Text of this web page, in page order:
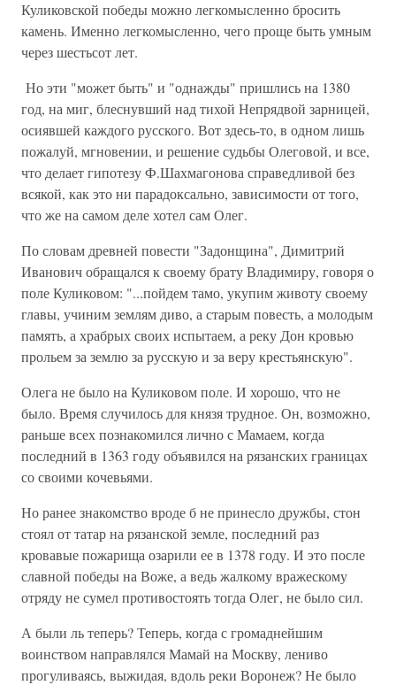
Куликовской победы можно легкомысленно бросить
камень. Именно легкомысленно, чего проще быть умным
через шестьсот лет.
Но эти "может быть" и "однажды" пришлись на 1380
год, на миг, блеснувший над тихой Непрядвой зарницей,
осиявшей каждого русского. Вот здесь-то, в одном лишь
пожалуй, мгновении, и решение судьбы Олеговой, и все,
что делает гипотезу Ф.Шахмагонова справедливой без
всякой, как это ни парадоксально, зависимости от того,
что же на самом деле хотел сам Олег.
По словам древней повести "Задонщина", Димитрий
Иванович обращался к своему брату Владимиру, говоря о
поле Куликовом: "...пойдем тамо, укупим животу своему
главы, учиним землям диво, а старым повесть, а молодым
память, а храбрых своих испытаем, а реку Дон кровью
прольем за землю за русскую и за веру крестьянскую".
Олега не было на Куликовом поле. И хорошо, что не
было. Время случилось для князя трудное. Он, возможно,
раньше всех познакомился лично с Мамаем, когда
последний в 1363 году объявился на рязанских границах
со своими кочевьями.
Но ранее знакомство вроде б не принесло дружбы, стон
стоял от татар на рязанской земле, последний раз
кровавые пожарища озарили ее в 1378 году. И это после
славной победы на Воже, а ведь жалкому вражескому
отряду не сумел противостоять тогда Олег, не было сил.
А были ль теперь? Теперь, когда с громаднейшим
воинством направлялся Мамай на Москву, лениво
прогуливаясь, выжидая, вдоль реки Воронеж? Не было